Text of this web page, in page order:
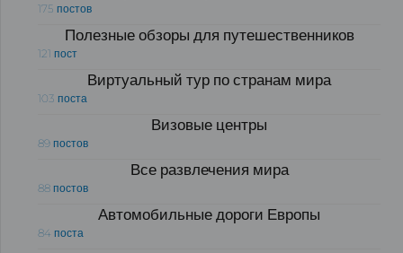
175 постов
Полезные обзоры для путешественников
121 пост
Виртуальный тур по странам мира
103 поста
Визовые центры
89 постов
Все развлечения мира
88 постов
Автомобильные дороги Европы
84 поста